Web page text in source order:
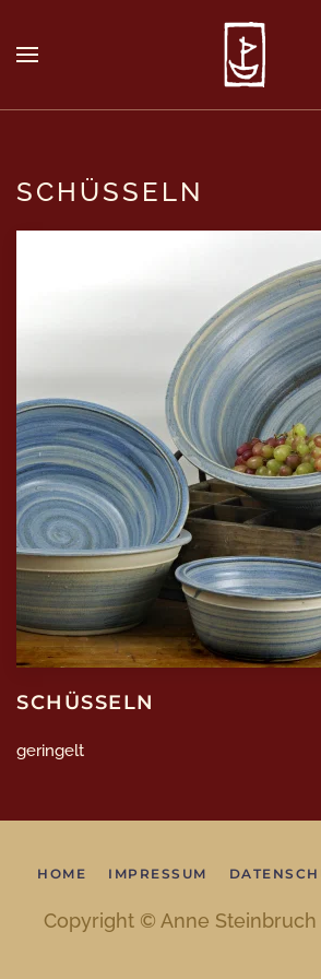
SCHÜSSELN
SCHÜSSELN
geringelt
HOME IMPRESSUM
Copyright © Anne Steinbruch